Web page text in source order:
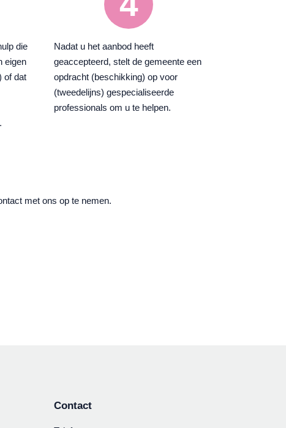
die
eigen
of dat
Nadat u het aanbod heeft
geaccepteerd, stelt de gemeente een
opdracht (beschikking) op voor
(tweedelijns) gespecialiseerde
professionals om u te helpen.
met ons op te nemen.
Contact